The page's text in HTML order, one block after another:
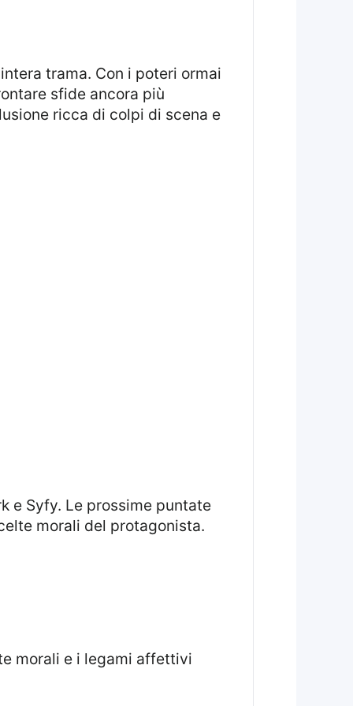
sfide ancora più
ricca di colpi di scena e
morali del protagonista.